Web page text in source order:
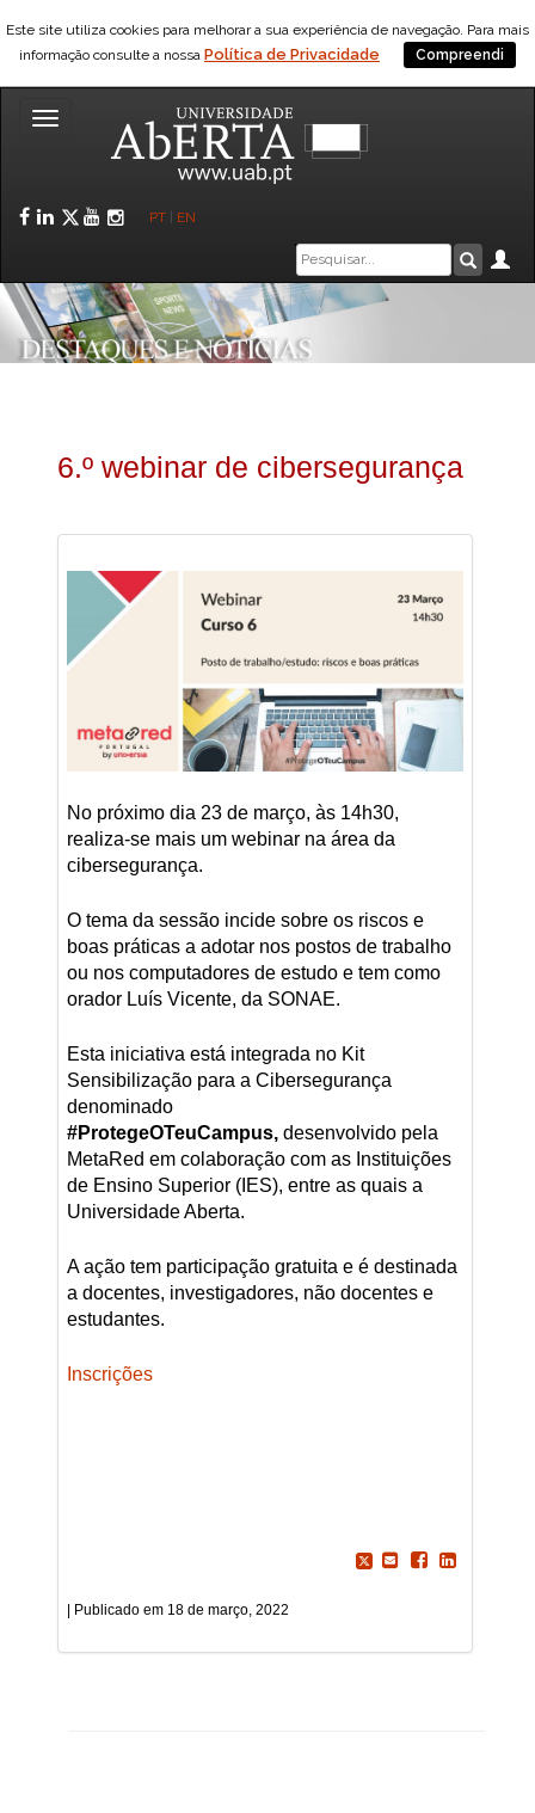
Este site utiliza cookies para melhorar a sua experiência de navegação. Para mais
informação consulte a nossa Política de Privacidade Compreendi
Toggle
Facebook
LinkedIn
Twitter
YouTube
Instagram
PT EN
Caixa
de
pesquisa
6.º webinar de cibersegurança
No próximo dia 23 de março, às 14h30,
realiza-se mais um webinar na área da
cibersegurança.
O tema da sessão incide sobre os riscos e
boas práticas a adotar nos postos de trabalho
ou nos computadores de estudo e tem como
orador Luís Vicente, da SONAE.
Esta iniciativa está integrada no Kit
Sensibilização para a Cibersegurança
denominado
#ProtegeOTeuCampus,desenvolvido pela
MetaRed em colaboração com as Instituições
de Ensino Superior (IES), entre as quais a
Universidade Aberta.
A ação tem participação gratuita e é destinada
a docentes, investigadores, não docentes e
estudantes.
Inscrições
18 de março, 2022